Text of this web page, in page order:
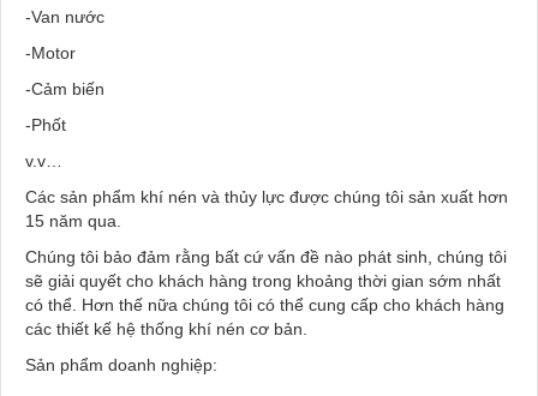
-Van nước
-Motor
-Cảm biến
-Phốt
v.v…
Các sản phẩm khí nén và thủy lực được chúng tôi sản xuất hơn
15 năm qua.
Chúng tôi bảo đảm rằng bất cứ vấn đề nào phát sinh, chúng tôi
sẽ giải quyết cho khách hàng trong khoảng thời gian sớm nhất
có thể. Hơn thế nữa chúng tôi có thể cung cấp cho khách hàng
các thiết kế hệ thống khí nén cơ bản.
Sản phẩm doanh nghiệp: